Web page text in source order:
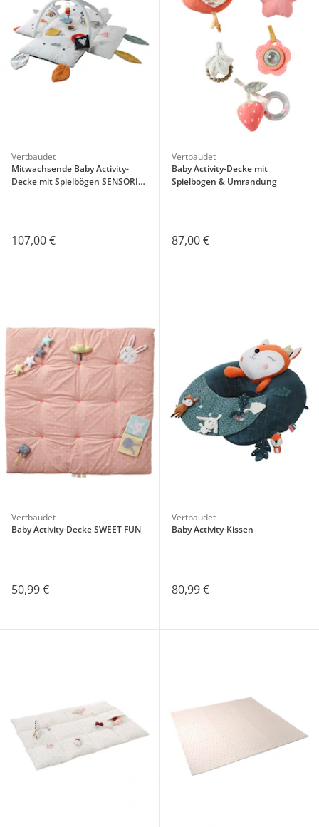
Vertbaudet
Mitwachsende Baby Activity-
Decke mit Spielbögen SENSORIK-
107,00 €
Vertbaudet
Baby Activity-Decke mit
Spielbogen & Umrandung
87,00 €
Vertbaudet
Baby Activity-Decke SWEET FUN
50,99 €
Vertbaudet
Baby Activity-Kissen
80,99 €